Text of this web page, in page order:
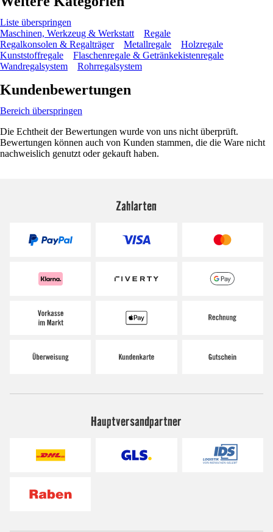
Liste überspringen
Maschinen, Werkzeug & Werkstatt
Regale
Regalkonsolen & Regalträger
Metallregale
Holzregale
Kunststoffregale
Flaschenregale & Getränkekistenregale
Wandregalsystem
Rohrregalsystem
Kundenbewertungen
Bereich überspringen
Die Echtheit der Bewertungen wurde von uns nicht überprüft.
Bewertungen können auch von Kunden stammen, die die Ware nicht
nachweislich genutzt oder gekauft haben.
Zahlarten
Hauptversandpartner